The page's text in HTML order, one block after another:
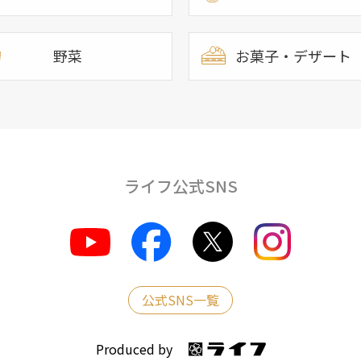
野菜 お菓子・デザート
ライフ公式SNS
公式SNS一覧
Produced by